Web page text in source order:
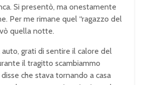
Si presentò, ma onestamente
Per me rimane quel “ragazzo del
quella notte.
auto, grati di sentire il calore del
il tragitto scambiammo
che stava tornando a casa